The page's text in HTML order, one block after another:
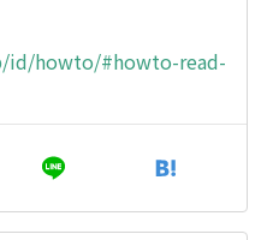
id/howto/#howto-read-